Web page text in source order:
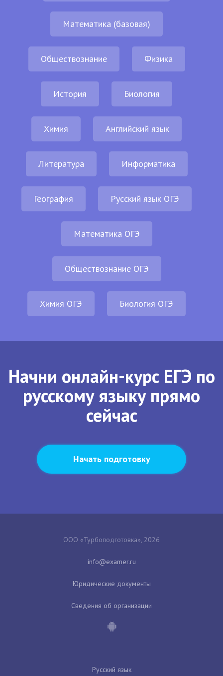
Математика (базовая)
Обществознание Физика
История Биология
Химия Английский язык
Литература Информатика
География Русский язык ОГЭ
Математика ОГЭ
Обществознание ОГЭ
Химия ОГЭ Биология ОГЭ
Начни онлайн-курс ЕГЭ по
русскому языку прямо
сейчас
Начать подготовку
ООО «Турбоподготовка», 2026
Юридические документы
Сведения об организации
Русский язык